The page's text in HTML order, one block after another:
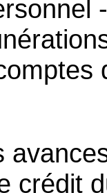
crédit